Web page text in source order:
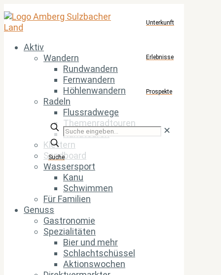
Aktiv
Wandern
Rundwandern
Fernwandern
Höhlenwandern
Radeln
Flussradwege
Themenradtouren
Rundtouren
Klettern
Sandboard
Wassersport
Kanu
Schwimmen
Für Familien
Genuss
Gastronomie
Spezialitäten
Bier und mehr
Schlachtschüssel
Aktionswochen
Unterkunft
Erlebnisse
Prospekte
Suche
eingeben...
✕
Suche